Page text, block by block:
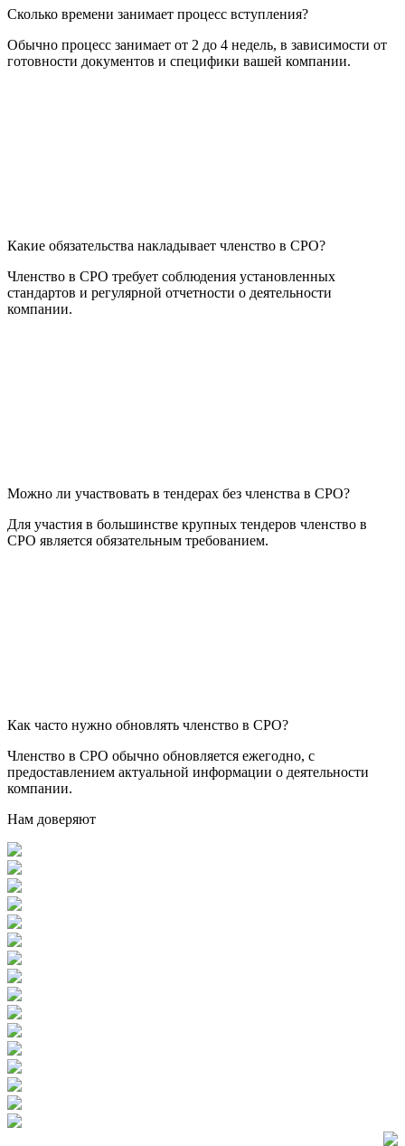
Сколько времени занимает процесс вступления?
Обычно процесс занимает от 2 до 4 недель, в зависимости от
готовности документов и специфики вашей компании.
Какие обязательства накладывает членство в СРО?
Членство в СРО требует соблюдения установленных
стандартов и регулярной отчетности о деятельности
компании.
Можно ли участвовать в тендерах без членства в СРО?
Для участия в большинстве крупных тендеров членство в
СРО является обязательным требованием.
Как часто нужно обновлять членство в СРО?
Членство в СРО обычно обновляется ежегодно, с
предоставлением актуальной информации о деятельности
компании.
Нам доверяют